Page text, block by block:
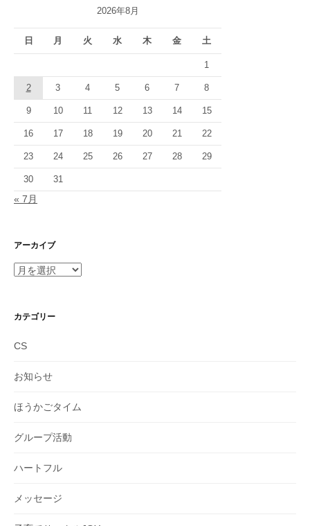
シ
ョ
ン
2026年8月
日 月 火 水 木 金 土
1
2 3 4 5 6 7 8
9 10 11 12 13 14 15
16 17 18 19 20 21 22
23 24 25 26 27 28 29
30 31
« 7月
アーカイブ
ア
イ
カテゴリー
CS
お知らせ
ほうかごタイム
グループ活動
ハートフル
メッセージ